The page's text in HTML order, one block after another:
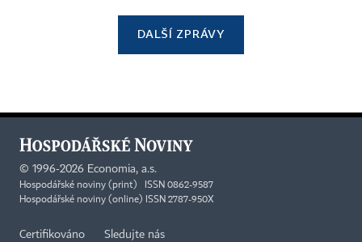
DALŠÍ ZPRÁVY
© 1996-2026 Economia, a.s.
Hospodářské noviny (print) ISSN 0862-9587
Hospodářské noviny (online) ISSN 2787-950X
Certifikováno Sledujte nás